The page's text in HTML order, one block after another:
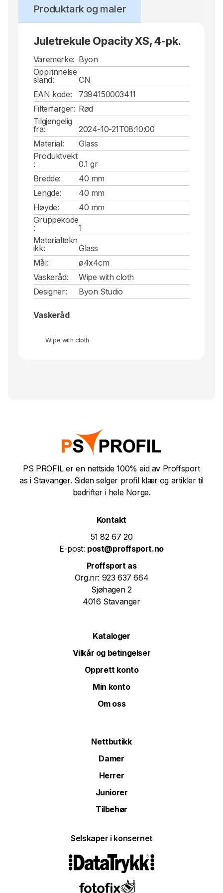
Produktark og maler
Juletrekule Opacity XS, 4-pk.
Varemerke: Byon
Opprinnelse
sland:
CN
EAN kode:
7394150003411
Filterfarger: Rød
Tilgjengelig
fra:
2024-10-21T08:10:00
Material:
Glass
Produktvekt
:
0.1 gr
Bredde:
40 mm
Lengde:
40 mm
Høyde:
40 mm
Gruppekode
:
1
Materialtekn
ikk:
Glass
Mål:
ø4x4cm
Vaskeråd:
Wipe with cloth
Designer:
Byon Studio
Vaskeråd
Wipe with cloth
PS PROFIL er en nettside 100% eid av Proffsport
as i Stavanger. Siden selger profil klær og artikler til
bedrifter i hele Norge.
Kontakt
51 82 67 20
E-post: post@proffsport.no
Proffsport as
Org.nr: 923 637 664
Sjøhagen 2
4016 Stavanger
Kataloger
Vilkår og betingelser
Opprett konto
Min konto
Om oss
Nettbutikk
Damer
Herrer
Juniorer
Tilbehør
Selskaper i konsernet